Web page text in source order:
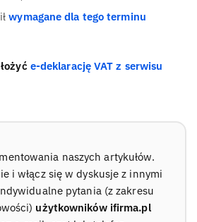
wymagane dla tego terminu
e-deklarację VAT z serwisu
naszych artykułów.
i włącz się w dyskusje z innymi
pytania (z zakresu
użytkowników ifirma.pl